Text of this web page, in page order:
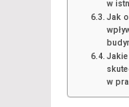
w
Jak
w